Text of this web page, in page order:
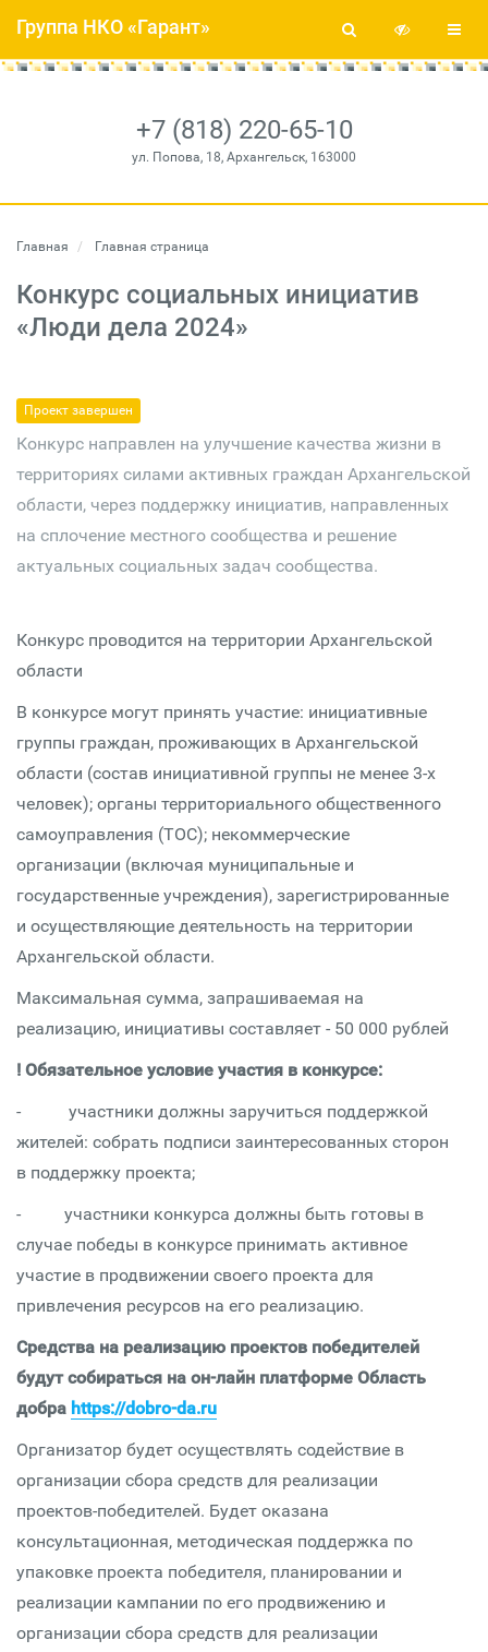
+7 (818) 220-65-10
ул. Попова, 18, Архангельск, 163000
Группа НКО «Гарант»
Главная Главная страница
Конкурс социальных инициатив
«Люди дела 2024»
Проект завершен
Конкурс направлен на улучшение качества жизни в
территориях силами активных граждан Архангельской
области, через поддержку инициатив, направленных
на сплочение местного сообщества и решение
актуальных социальных задач сообщества.
Конкурс проводится на территории Архангельской
области
В конкурсе могут принять участие: инициативные
группы граждан, проживающих в Архангельской
области (состав инициативной группы не менее 3-х
человек); органы территориального общественного
самоуправления (ТОС); некоммерческие
организации (включая муниципальные и
государственные учреждения), зарегистрированные
и осуществляющие деятельность на территории
Архангельской области.
Максимальная сумма, запрашиваемая на
реализацию, инициативы составляет - 50 000 рублей
! Обязательное условие участия в конкурсе:
- участники должны заручиться поддержкой
жителей: собрать подписи заинтересованных сторон
в поддержку проекта;
- участники конкурса должны быть готовы в
случае победы в конкурсе принимать активное
участие в продвижении своего проекта для
привлечения ресурсов на его реализацию.
Средства на реализацию проектов победителей
будут собираться на он-лайн платформе Область
добра https://dobro-da.ru
Организатор будет осуществлять содействие в
организации сбора средств для реализации
проектов-победителей. Будет оказана
консультационная, методическая поддержка по
упаковке проекта победителя, планировании и
реализации кампании по его продвижению и
организации сбора средств для реализации